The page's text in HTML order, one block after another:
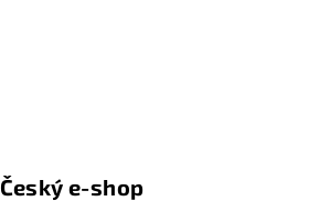
Český e-shop